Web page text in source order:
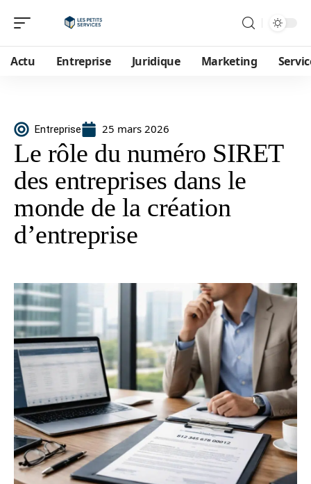
Actu Entreprise Juridique Marketing
Entreprise 25 mars 2026
Le rôle du numéro SIRET
des entreprises dans le
monde de la création
d’entreprise